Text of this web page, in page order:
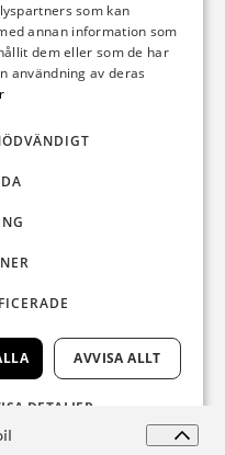
556225-9142
14:00
: 07:00-16:00
: 07:00-16:00
: 07:00-16:00
: 07:00-16:00
297 70
rättigheter reserverade.
som kan
annan information som
dem eller som de har
användning av deras
AVVISA ALLT
DETALJER